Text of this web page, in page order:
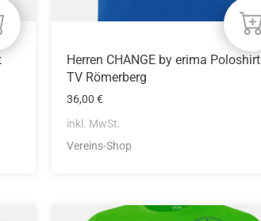
werden
Herren CHANGE by erima Poloshirt
TV Römerberg
36,00€
inkl. MwSt.
Vereins-Shop
Dieses